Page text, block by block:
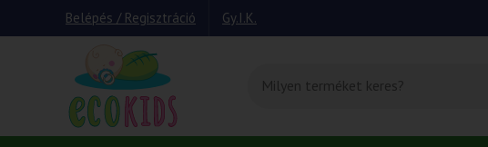
Belépés / Regisztráció Gy.I.K.